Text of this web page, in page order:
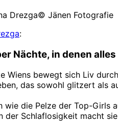
© Jänen Fotografie
:
Nächte, in denen
Wiens bewegt sich Liv
das sowohl glitzert als
die Pelze der Top-Girls
der Schlaflosigkeit macht